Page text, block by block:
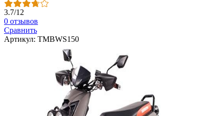
3.7/12
0 отзывов
Сравнить
Артикул: TMBWS150